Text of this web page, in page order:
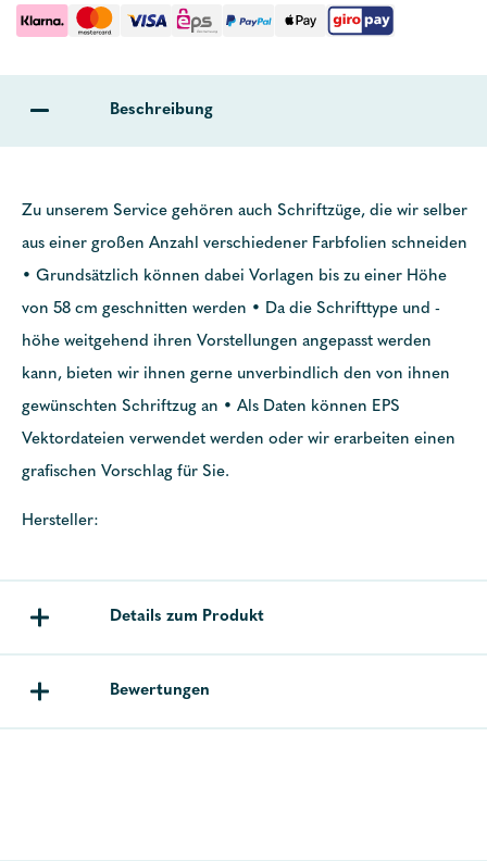
Beschreibung
Zu unserem Service gehören auch Schriftzüge, die wir selber
aus einer großen Anzahl verschiedener Farbfolien schneiden
• Grundsätzlich können dabei Vorlagen bis zu einer Höhe
von 58 cm geschnitten werden • Da die Schrifttype und -
höhe weitgehend ihren Vorstellungen angepasst werden
kann, bieten wir ihnen gerne unverbindlich den von ihnen
gewünschten Schriftzug an • Als Daten können EPS
Vektordateien verwendet werden oder wir erarbeiten einen
grafischen Vorschlag für Sie.
Hersteller:
Details zum Produkt
Bewertungen